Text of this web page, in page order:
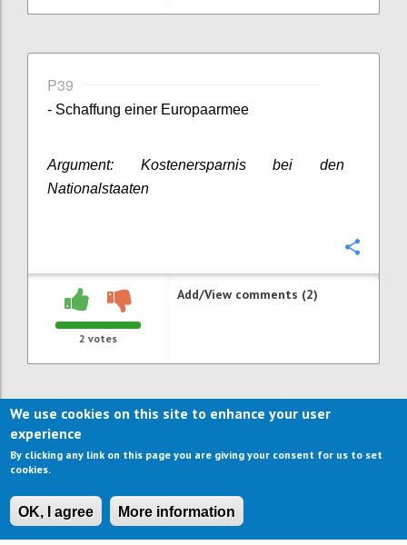
P39
- Schaffung einer Europaarmee
Argument: Kostenersparnis bei den
Nationalstaaten
2 votes
Add/View comments (2)
We use cookies on this site to enhance your user
experience
By clicking any link on this page you are giving your consent for us to set
cookies.
OK, I agree More information